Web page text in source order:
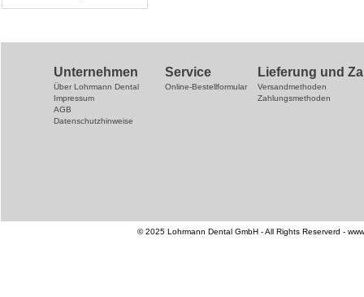
Unternehmen
Über Lohrmann Dental
Impressum
AGB
Datenschutzhinweise
Service
Online-Bestellformular
Lieferung und
Versandmethoden
Zahlungsmethoden
© 2025 Lohrmann Dental GmbH - All Rights Reserverd -